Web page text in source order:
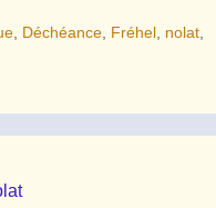
Déchéance Fréhel nolat